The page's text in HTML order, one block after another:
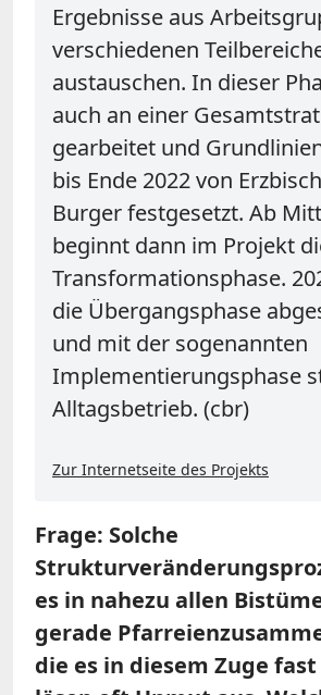
Ergebnisse aus
verschiedenen
austauschen. In dieser
auch an einer
gearbeitet und
bis Ende 2022 von
Burger festgesetzt. Ab
beginnt dann im Projekt
Transformationsphase.
die Übergangsphase
und mit der sogenannten
Implementierungsphase
Alltagsbetrieb. (cbr)
Zur Internetseite des Projekts
Frage: Solche
es in nahezu allen
gerade
die es in diesem Zuge